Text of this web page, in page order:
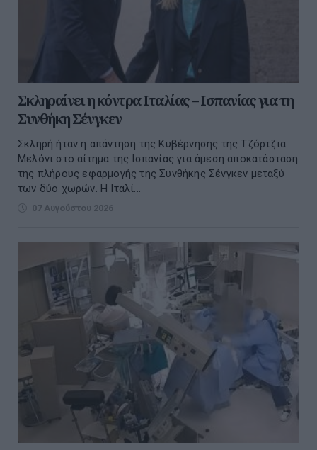
Σκληραίνει η κόντρα Ιταλίας – Ισπανίας για τη
Συνθήκη Σένγκεν
Σκληρή ήταν η απάντηση της Κυβέρνησης της Τζόρτζια
Μελόνι στο αίτημα της Ισπανίας για άμεση αποκατάσταση
της πλήρους εφαρμογής της Συνθήκης Σένγκεν μεταξύ
των δύο χωρών. Η Ιταλί...
07 Αυγούστου 2026